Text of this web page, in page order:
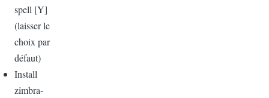
spell [Y]
(laisserle
choix par
défaut)
Install
zimbra-